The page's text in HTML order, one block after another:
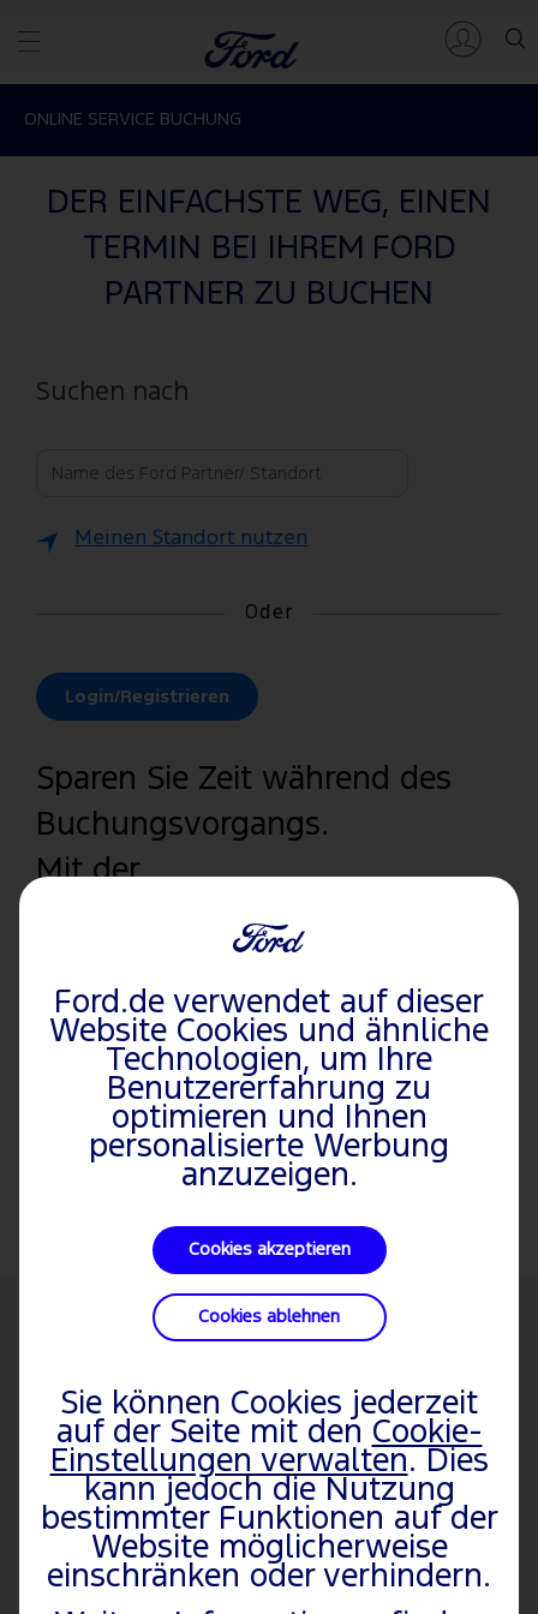
ONLINE SERVICE BUCHUNG
DER EINFACHSTE WEG, EINEN
TERMIN BEI IHREM FORD
PARTNER ZU BUCHEN
Suchen nach
Meinen Standort nutzen
Oder
Login/Registrieren
Sparen Sie Zeit während des
Buchungsvorgangs.
Mit der
Anmeldung/Registrierung
werden Ihre gespeicherten
Fahrzeuginformationen
abgerufen sowie Ihr
bevorzugter Ford Partner
vorausgewählt.
Ford.de verwendet auf dieser
Website Cookies und ähnliche
Technologien, um Ihre
Benutzererfahrung zu
optimieren und Ihnen
personalisierte Werbung
anzuzeigen.
Cookies akzeptieren
Cookies ablehnen
Sie können Cookies jederzeit
auf der Seite mit den Cookie-
Einstellungen verwalten. Dies
kann jedoch die Nutzung
bestimmter Funktionen auf der
Website möglicherweise
einschränken oder verhindern.
PKW
Nutzfahrzeuge
Kleinwagen
Hybrid und
Elektrofahrzeuge
Familienautos
ENTDECKEN
Über Ford
Highlights & Aktuelles
Beruf & Karriere
Nachhaltigkeit
Ford Clubs
Altfahrzeugverwertung
Fiesta
Fiesta ST
EcoSport
Puma
Puma ST
Focus